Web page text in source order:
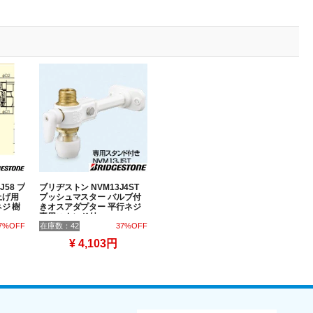
プ
用
樹
ブリヂストン NVM13J4ST
プッシュマスター バルブ付
きオスアダプター 平行ネジ
専用スタンド付
在庫数：42 37%OFF
¥ 4,103円